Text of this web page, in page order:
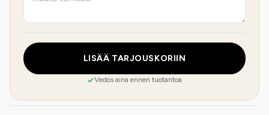
LISÄÄ TARJOUSKORIIN
Vedos aina ennen tuotantoa